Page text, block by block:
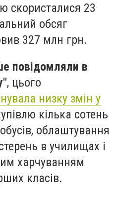
скористалися 23
обсяг
327 млн грн.
повідомляли в
, цього
низку змін у
кілька сотень
облаштування
в училищах і
харчуванням
класів.